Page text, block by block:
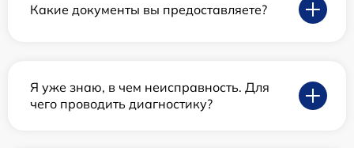
Какие документы вы предоставляете?
Я уже знаю, в чем неисправность. Для
чего проводить диагностику?